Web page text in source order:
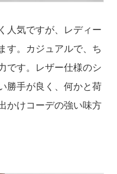
人気ですが、レディー
す。カジュアルで、ち
です。レザー仕様のシ
勝手が良く、何かと荷
かけコーデの強い味方